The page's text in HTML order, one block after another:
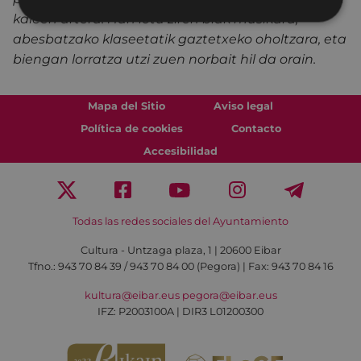
kaleen artera. Han lotu ziren biak musikara,
abesbatzako klaseetatik gaztetxeko oholtzara, eta
biengan lorratza utzi zuen norbait hil da orain.
Mapa del Sitio
Aviso legal
Política de cookies
Contacto
Accesibilidad
Todas las redes sociales del Ayuntamiento
Cultura - Untzaga plaza, 1 | 20600 Eibar
Tfno.: 943 70 84 39 / 943 70 84 00 (Pegora) | Fax: 943 70 84 16
kultura@eibar.eus pegora@eibar.eus
IFZ: P2003100A | DIR3 L01200300